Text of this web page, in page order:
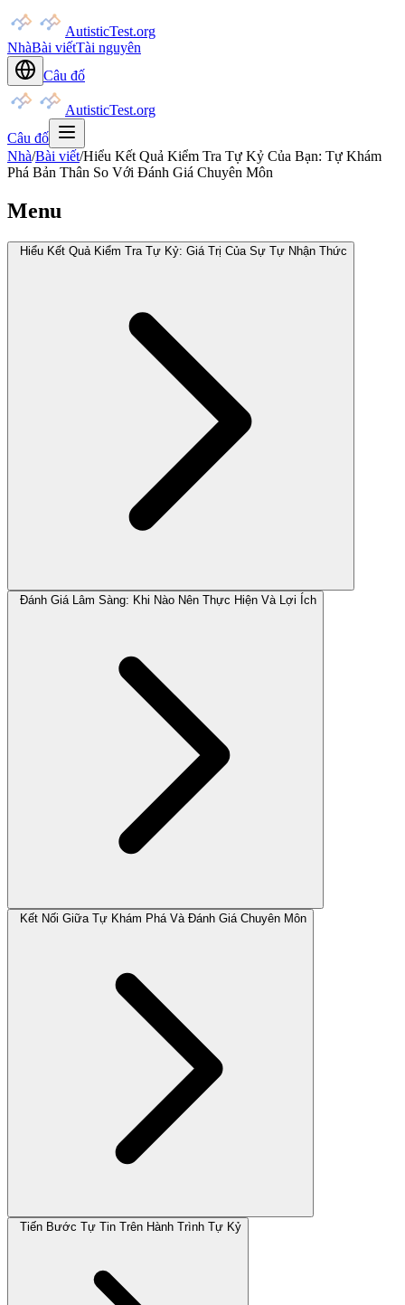
AutisticTest.org
NhàBài viếtTài nguyên
Câu đố
AutisticTest.org
Câu đố
Nhà/Bài viết/Hiểu Kết Quả Kiểm Tra Tự Kỷ Của Bạn: Tự Khám
Phá Bản Thân So Với Đánh Giá Chuyên Môn
Menu
Hiểu Kết Quả Kiểm Tra Tự Kỷ: Giá Trị Của Sự Tự Nhận Thức
Đánh Giá Lâm Sàng: Khi Nào Nên Thực Hiện Và Lợi Ích
Kết Nối Giữa Tự Khám Phá Và Đánh Giá Chuyên Môn
Tiến Bước Tự Tin Trên Hành Trình Tự Kỷ